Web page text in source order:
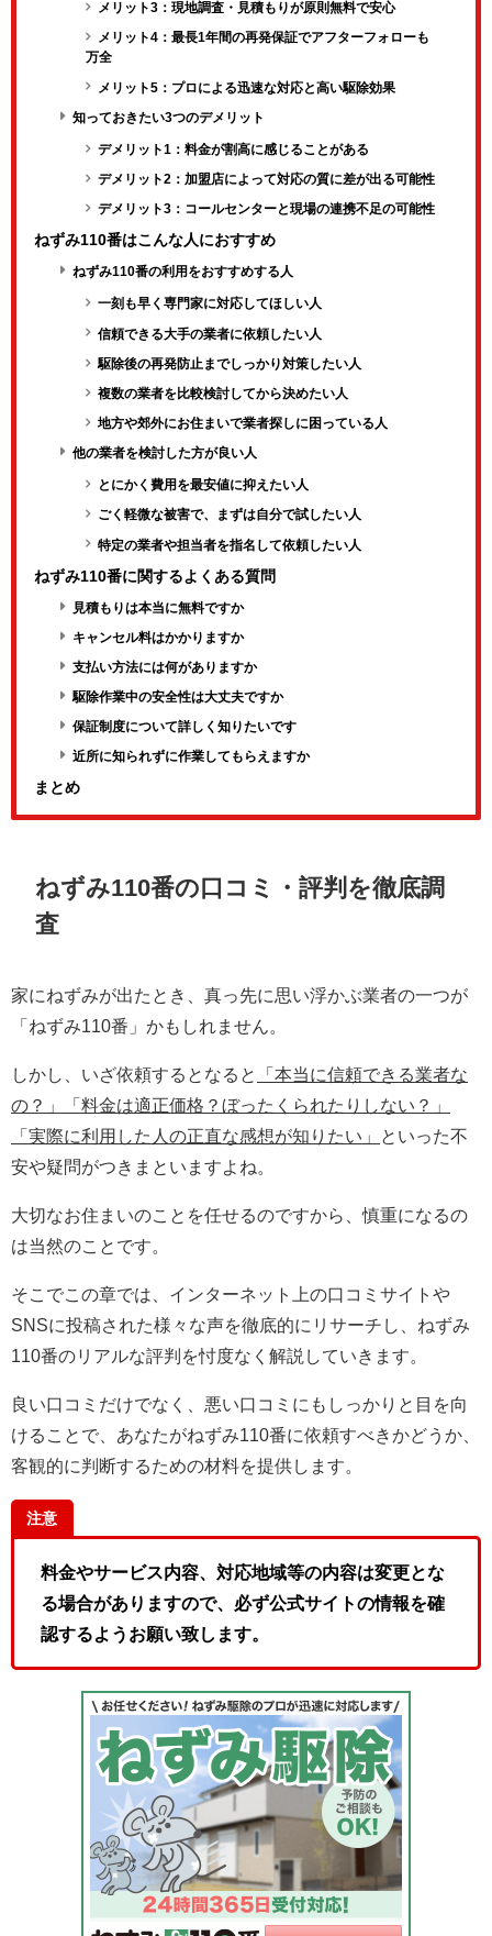
メリット3：現地調査・見積もりが原則無料で安心
メリット4：最長1年間の再発保証でアフターフォローも
万全
メリット5：プロによる迅速な対応と高い駆除効果
知っておきたい3つのデメリット
デメリット1：料金が割高に感じることがある
デメリット2：加盟店によって対応の質に差が出る可能性
デメリット3：コールセンターと現場の連携不足の可能性
ねずみ110番はこんな人におすすめ
ねずみ110番の利用をおすすめする人
一刻も早く専門家に対応してほしい人
信頼できる大手の業者に依頼したい人
駆除後の再発防止までしっかり対策したい人
複数の業者を比較検討してから決めたい人
地方や郊外にお住まいで業者探しに困っている人
他の業者を検討した方が良い人
とにかく費用を最安値に抑えたい人
ごく軽微な被害で、まずは自分で試したい人
特定の業者や担当者を指名して依頼したい人
ねずみ110番に関するよくある質問
見積もりは本当に無料ですか
キャンセル料はかかりますか
支払い方法には何がありますか
駆除作業中の安全性は大丈夫ですか
保証制度について詳しく知りたいです
近所に知られずに作業してもらえますか
まとめ
ねずみ110番の口コミ・評判を徹底調
査
家にねずみが出たとき、真っ先に思い浮かぶ業者の一つが
「ねずみ110番」かもしれません。
しかし、いざ依頼するとなると
「本当に信頼できる業者な
の？」
「料金は適正価格？ぼったくられたりしない？」
「実際に利用した人の正直な感想が知りたい」
といった不
安や疑問がつきまといますよね。
大切なお住まいのことを任せるのですから、慎重になるの
は当然のことです。
そこでこの章では、インターネット上の口コミサイトや
SNSに投稿された様々な声を徹底的にリサーチし、ねずみ
110番のリアルな評判を忖度なく解説していきます。
良い口コミだけでなく、悪い口コミにもしっかりと目を向
けることで、あなたがねずみ110番に依頼すべきかどうか、
客観的に判断するための材料を提供します。
注意
料金やサービス内容、対応地域等の内容は変更とな
る場合がありますので、必ず公式サイトの情報を確
認するようお願い致します。